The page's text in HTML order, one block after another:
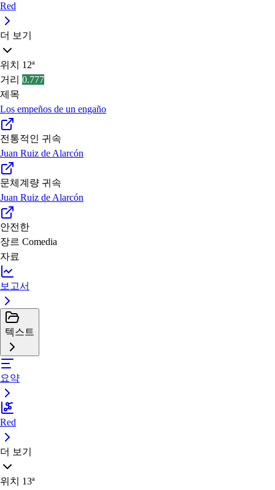
Red
더 보기
위치
12ª
거리 0.777
제목
Los empeños de un engaño
전통적인 귀속
Juan Ruiz de Alarcón
문체계량 귀속
Juan Ruiz de Alarcón
안전한
장르 Comedia
자료
보고서
텍스트
요약
Red
더 보기
위치
13ª